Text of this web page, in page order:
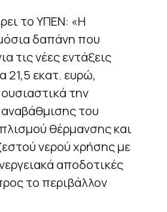
το ΥΠΕΝ: «Η
δαπάνη που
τις νέες εντάξεις
21,5 εκατ. ευρώ,
την
του
θέρμανσης και
νερού χρήσης με
αποδοτικές
το περιβάλλον